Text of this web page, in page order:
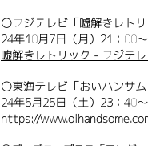
〇フジテレビ「噓解きレト
​24年10月7日（月）21：00
嘘解きレトリック - フジテ
〇東海テレビ「おいハンサ
24年5月25日（土）23：40
https://